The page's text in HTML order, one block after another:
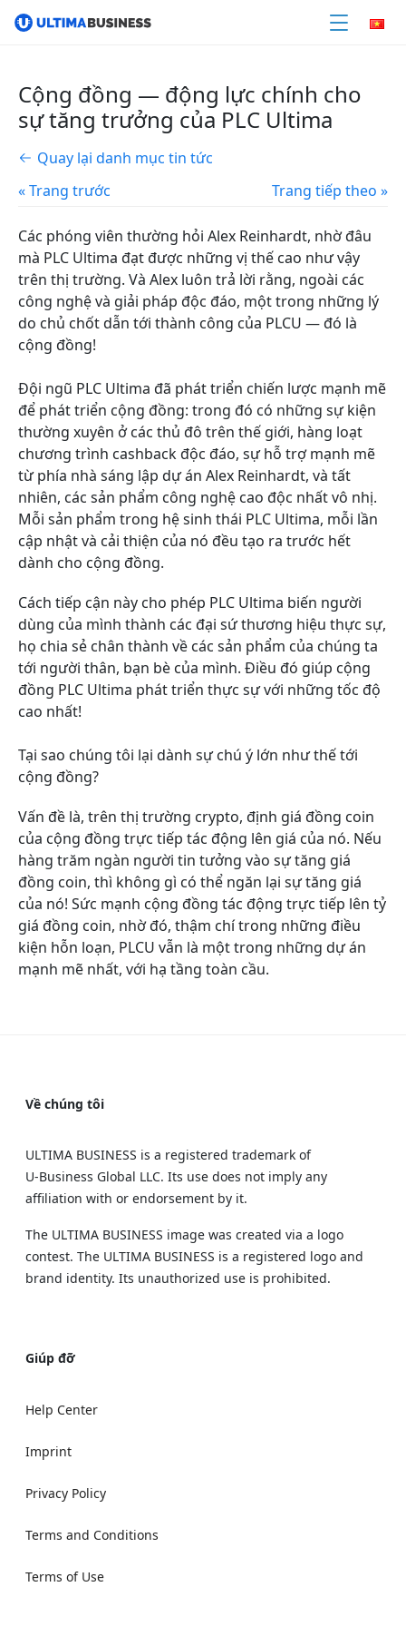
Cộng đồng — động lực chính cho
sự tăng trưởng của PLC Ultima
Quay lại danh mục tin tức
« Trang trước
Trang tiếp theo »
Các phóng viên thường hỏi Alex Reinhardt, nhờ đâu
mà PLC Ultima đạt được những vị thế cao như vậy
trên thị trường. Và Alex luôn trả lời rằng, ngoài các
công nghệ và giải pháp độc đáo, một trong những lý
do chủ chốt dẫn tới thành công của PLCU — đó là
cộng đồng!
Đội ngũ PLC Ultima đã phát triển chiến lược mạnh mẽ
để phát triển cộng đồng: trong đó có những sự kiện
thường xuyên ở các thủ đô trên thế giới, hàng loạt
chương trình cashback độc đáo, sự hỗ trợ mạnh mẽ
từ phía nhà sáng lập dự án Alex Reinhardt, và tất
nhiên, các sản phẩm công nghệ cao độc nhất vô nhị.
Mỗi sản phẩm trong hệ sinh thái PLC Ultima, mỗi lần
cập nhật và cải thiện của nó đều tạo ra trước hết
dành cho cộng đồng.
Cách tiếp cận này cho phép PLC Ultima biến người
dùng của mình thành các đại sứ thương hiệu thực sự,
họ chia sẻ chân thành về các sản phẩm của chúng ta
tới người thân, bạn bè của mình. Điều đó giúp cộng
đồng PLC Ultima phát triển thực sự với những tốc độ
cao nhất!
Tại sao chúng tôi lại dành sự chú ý lớn như thế tới
cộng đồng?
Vấn đề là, trên thị trường crypto, định giá đồng coin
của cộng đồng trực tiếp tác động lên giá của nó. Nếu
hàng trăm ngàn người tin tưởng vào sự tăng giá
đồng coin, thì không gì có thể ngăn lại sự tăng giá
của nó! Sức mạnh cộng đồng tác động trực tiếp lên tỷ
giá đồng coin, nhờ đó, thậm chí trong những điều
kiện hỗn loạn, PLCU vẫn là một trong những dự án
mạnh mẽ nhất, với hạ tầng toàn cầu.
Về chúng tôi
ULTIMA BUSINESS is a registered trademark of
U‑Business Global LLC. Its use does not imply any
affiliation with or endorsement by it.
The ULTIMA BUSINESS image was created via a logo
contest. The ULTIMA BUSINESS is a registered logo and
brand identity. Its unauthorized use is prohibited.
Giúp đỡ
Help Center
Imprint
Privacy Policy
Terms and Conditions
Terms of Use